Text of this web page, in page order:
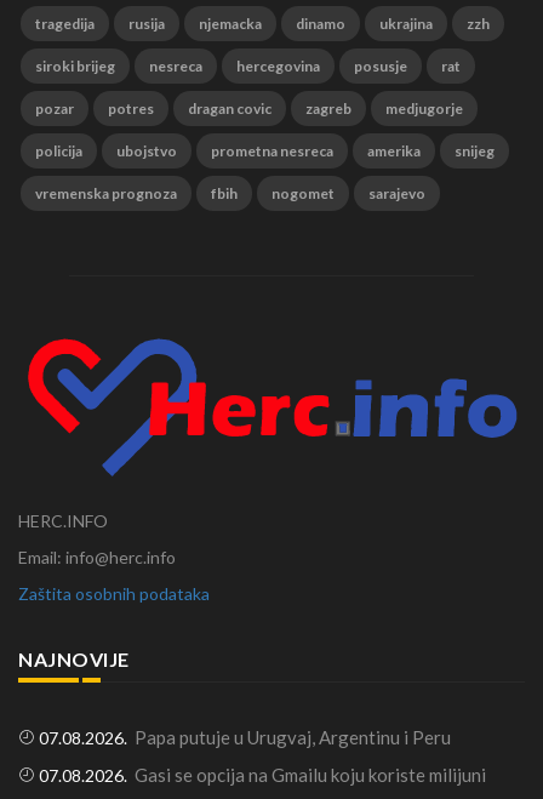
tragedija rusija njemacka dinamo ukrajina zzh
siroki brijeg nesreca hercegovina posusje rat
pozar potres dragan covic zagreb medjugorje
policija ubojstvo prometna nesreca amerika snijeg
vremenska prognoza fbih nogomet sarajevo
HERC.INFO
Email: info@herc.info
Zaštita osobnih podataka
NAJNOVIJE
07.08.2026. Papa putuje u Urugvaj, Argentinu i Peru
07.08.2026. Gasi se opcija na Gmailu koju koriste milijuni